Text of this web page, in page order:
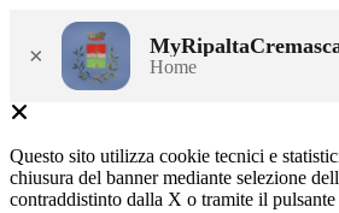
× Home
Questo sito utilizza cookie tecnici e
chiusura del banner mediante selezione
contraddistinto dalla X o tramite il